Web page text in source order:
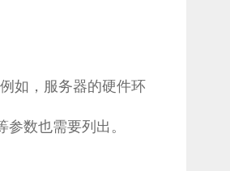
如，服务器的硬件环
数也需要列出。